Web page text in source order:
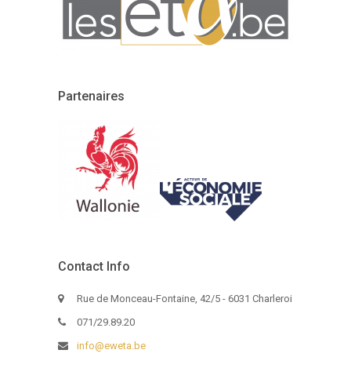
Partenaires
Contact Info
Rue de Monceau-Fontaine, 42/5 - 6031 Charleroi
071/29.89.20
info@eweta.be